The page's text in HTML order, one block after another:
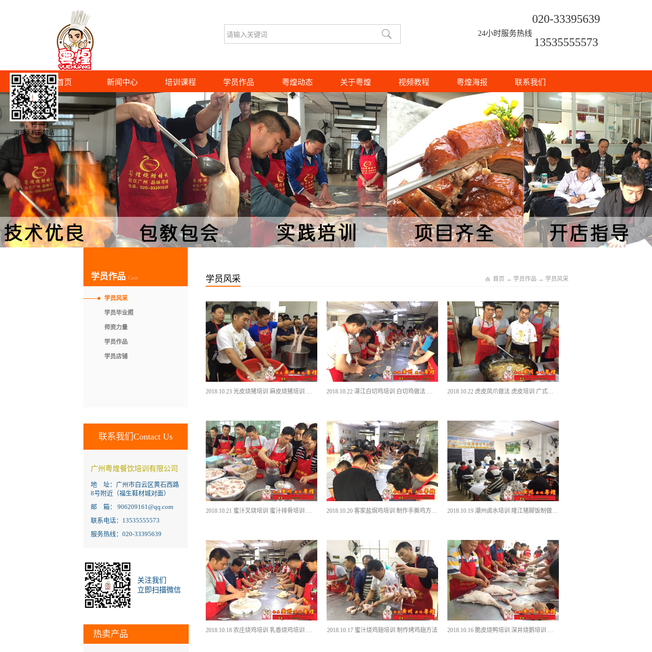
24小时服务热线
020-33395639
13535555573
首页 新闻中心 培训课程 学员作品 粤煌动态 关于粤煌 视频教程 粤煌海报 联系我们
学员作品 Case
学员风采
学员毕业照
师资力量
学员作品
学员店铺
联系我们Contact Us
广州粤煌餐饮培训有限公司
地 址：广州市白云区黄石西路
8号附近（福生鞋材城对面）
邮 箱： 906209161@qq.com
联系电话：13535555573
服务热线：020-33395639
关注我们
立即扫描微信
热卖产品
学员风采 首页 → 学员作品 → 学员风采
2018.10.23 光皮烧猪培训 麻皮烧猪培训 烤乳猪做法 2018.10.22 湛江白切鸡培训 白切鸡做法 烧卤培训 2018.10.22 虎皮凤爪做法 虎皮培训 广式烧卤培训
2018.10.21 蜜汁叉烧培训 蜜汁排骨培训 广州粤煌烧腊培训 2018.10.20 客家盐焗鸡培训 制作手撕鸡方法 咸香鸡培训 广东烧卤培训 2018.10.19 潮州卤水培训 隆江猪脚饭制做 猪脚饭做法 隆江猪脚培训
2018.10.18 农庄烧鸡培训 乳香烧鸡培训 烧鸡做法 2018.10.17 蜜汁烧鸡翅培训 制作烤鸡翅方法 2018.10.16 脆皮烧鸭培训 深井烧鹅培训 烤鸭培训
亲，扫一扫
浏览手机云网站